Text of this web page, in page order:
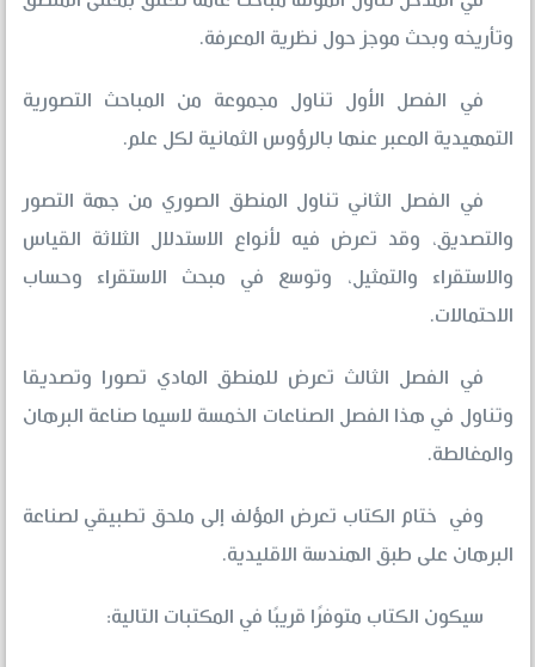
وتأريخه وبحث موجز حول نظرية المعرفة.
في الفصل الأول تناول مجموعة من المباحث التصورية
التمهيدية المعبر عنها بالرؤوس الثمانية لكل علم.
في الفصل الثاني تناول المنطق الصوري من جهة التصور
والتصديق، وقد تعرض فيه لأنواع الاستدلال الثلاثة القياس
والاستقراء والتمثيل، وتوسع في مبحث الاستقراء وحساب
الاحتمالات.
في الفصل الثالث تعرض للمنطق المادي تصورا وتصديقا
وتناول في هذا الفصل الصناعات الخمسة لاسيما صناعة البرهان
والمغالطة.
وفي ختام الكتاب تعرض المؤلف إلى ملحق تطبيقي لصناعة
البرهان على طبق الهندسة الاقليدية.
سيكون الكتاب متوفرًا قريبًا في المكتبات التالية: